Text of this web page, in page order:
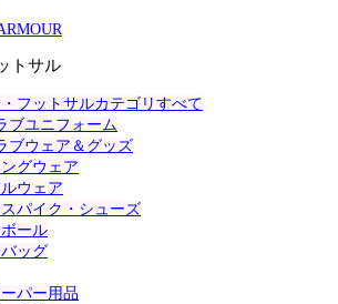
トサル
フットサルカテゴリすべて
ブユニフォーム
ブウェア＆グッズ
ングウェア
ウェア
パイク・シューズ
ール
ッグ
パー用品